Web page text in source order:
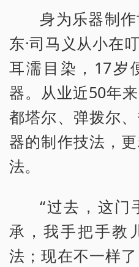
身为乐器制
东·司马义从小在
耳濡目染，17岁
器。从业近50年
都塔尔、弹拨尔
器的制作技法，
法。
“过去，这门
承，我手把手教
法；现在不一样